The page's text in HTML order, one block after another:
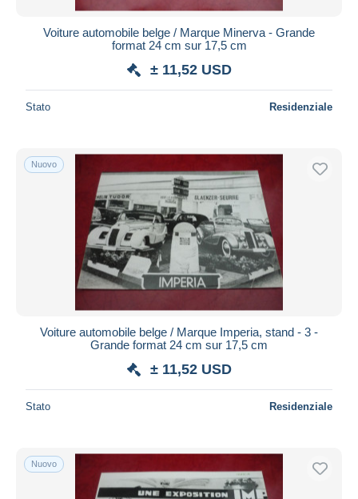
Voiture automobile belge / Marque Minerva - Grande
format 24 cm sur 17,5 cm
± 11,52 USD
Stato Residenziale
Nuovo
Voiture automobile belge / Marque Imperia, stand - 3 -
Grande format 24 cm sur 17,5 cm
± 11,52 USD
Stato Residenziale
Nuovo